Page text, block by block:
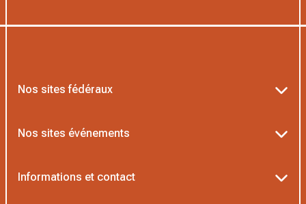
Nos sites fédéraux
Nos sites événements
Informations et contact